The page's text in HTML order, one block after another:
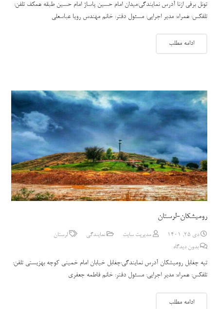
تونل برفی ازنا آدرس نمایندگی:میدان امام حسین پاساژ امام حسین طبقه همکف تلفن:
تلفکس: همراه: مدیر اجرایی: مسئول دفتر: خانم مهندس رویا عباسعلی
ادامه مطلب
رومیشکان-لرستان
دی 25, 1401 مدیریت سایت نمایندگی
لرستان
بدون دیدگاه
تپه چغابل رومیشکان آدرس نمایندگی:چغابل خیابان امام خمینی کوچه بهزیستی تلفن:
تلفکس: همراه: مدیر اجرایی: مسئول دفتر: خانم فاطمه جعفری
ادامه مطلب